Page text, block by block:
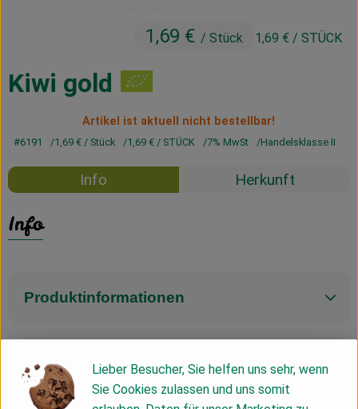
Lieferservice
Neues vom Hof
Blog
Kiwi gold
1,69 € / Stück 1,69 € / STÜCK
Artikel ist aktuell nicht bestellbar!
#6191 1,69 € / Stück 1,69 € / STÜCK 7% MwSt Handelsklasse II
Info Herkunft
Info
Produktinformationen
Herkunft
Lieber Besucher, Sie helfen uns sehr, wenn
Sie Cookies zulassen und uns somit